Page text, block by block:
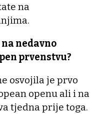
na
nedavno
prvenstvu?
osvojila je prvo
openu ali i na
tjedna prije toga.